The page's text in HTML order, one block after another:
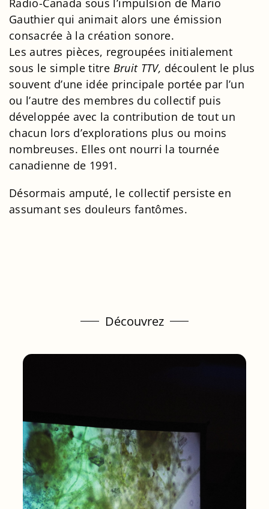
Gauthier qui animait alors une émission
consacrée à la création sonore.
Les autres pièces, regroupées initialement
sous le simple titre Bruit TTV, découlent le plus
souvent d’une idée principale portée par l’un
ou l’autre des membres du collectif puis
développée avec la contribution de tout un
chacun lors d’explorations plus ou moins
nombreuses. Elles ont nourri la tournée
canadienne de 1991.
Désormais amputé, le collectif persiste en
assumant ses douleurs fantômes.
Découvrez